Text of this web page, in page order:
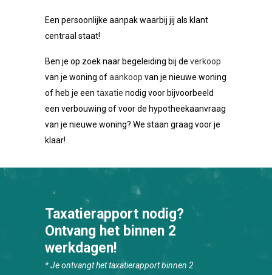
Een persoonlijke aanpak waarbij jij als klant
centraal staat!
Ben je op zoek naar begeleiding bij de verkoop
van je woning ofaankoop van je nieuwe woning
of heb je een taxatie nodig voor bijvoorbeeld
een verbouwing of voor de hypotheekaanvraag
van je nieuwe woning? We staan graag voor je
klaar!
Taxatierapport nodig?
Ontvang het binnen 2
werkdagen!
* Je ontvangt het taxatierapport binnen 2